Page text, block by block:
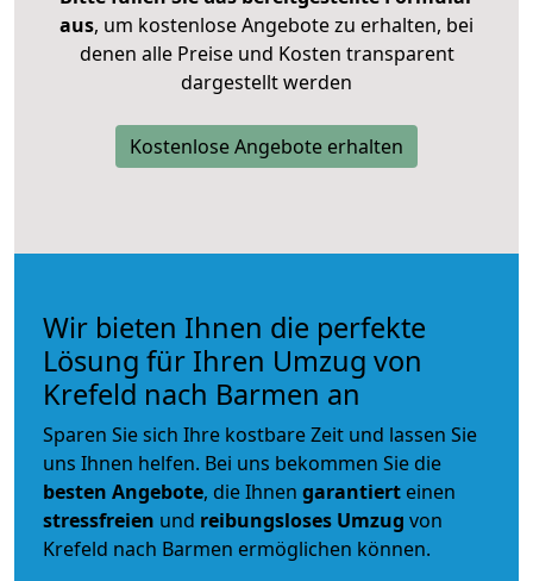
aus, um kostenlose Angebote zu erhalten, bei
denen alle Preise und Kosten transparent
dargestellt werden
Kostenlose Angebote erhalten
Wir bieten Ihnen die perfekte
Lösung für Ihren Umzug von
Krefeld nach Barmen an
Sparen Sie sich Ihre kostbare Zeit und lassen Sie
uns Ihnen helfen. Bei uns bekommen Sie die
besten Angebote, die Ihnen garantiert einen
stressfreien und reibungsloses Umzug von
Krefeld nach Barmen ermöglichen können.